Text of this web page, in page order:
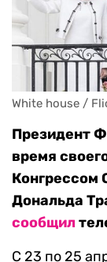
White house /
Президент
время
Конгрессом
Дональда
сообщил
C 23 по 25